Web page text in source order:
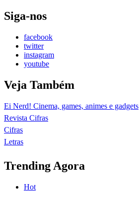
Siga-nos
facebook
twitter
instagram
youtube
Veja Também
Ei Nerd! Cinema, games, animes e gadgets
Revista Cifras
Cifras
Letras
Trending Agora
Hot